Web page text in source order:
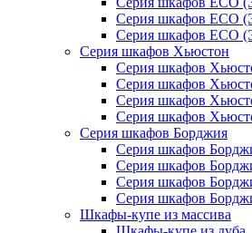
Серия шкафов ECO
Серия шкафов ECO
Серия шкафов Хьюстон
Серия шкафов
Серия шкафов
Серия шкафов
Серия шкафов
Серия шкафов Борджия
Серия шкафов
Серия шкафов
Серия шкафов
Серия шкафов
Шкафы-купе из массива